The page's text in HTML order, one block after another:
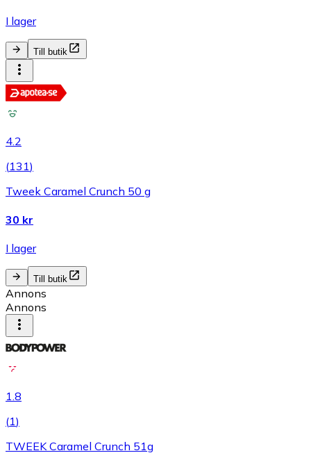
I lager
Till butik
4.2
(131)
Tweek Caramel Crunch 50 g
30 kr
I lager
Till butik
Annons
Annons
1.8
(1)
TWEEK Caramel Crunch 51g